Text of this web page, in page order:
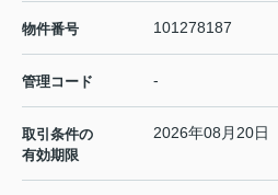
物件番号 101278187
管理コード -
取引条件の
有効期限
2026年08月20日